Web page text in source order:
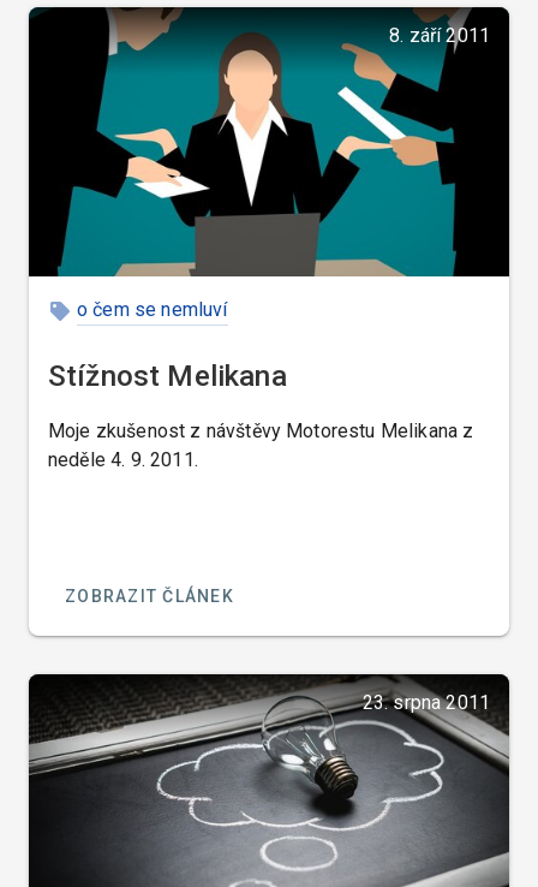
8. září 2011
o čem se nemluví
Stížnost Melikana
Moje zkušenost z návštěvy Motorestu Melikana z
neděle 4. 9. 2011.
ZOBRAZIT ČLÁNEK
23. srpna 2011